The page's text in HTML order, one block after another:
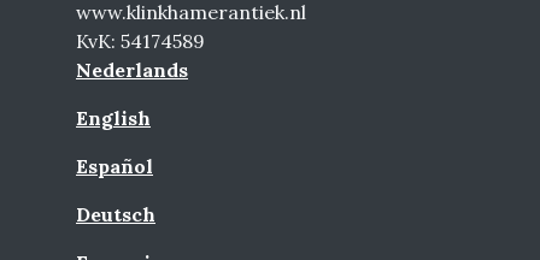
www.klinkhamerantiek.nl
KvK: 54174589
Nederlands
English
Español
Deutsch